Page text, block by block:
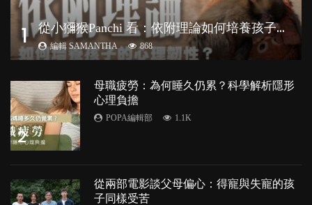
1 從
小獼猴Panchi 看：依附理論如何培養孩子心理韌性？
編輯 SAMANTHA 868
2
母職疲勞：為何睡久仍累？科學解析隱形
心理負擔
POPA編輯部 1.1K
從兩部電影談父母偏心：得寵與失寵的孩
子同樣受苦